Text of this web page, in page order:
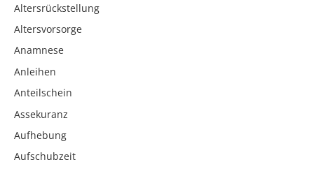
Altersrückstellung
Altersvorsorge
Anamnese
Anleihen
Anteilschein
Assekuranz
Aufhebung
Aufschubzeit